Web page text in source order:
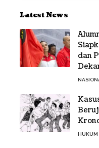
Latest News
dan
HUKUM